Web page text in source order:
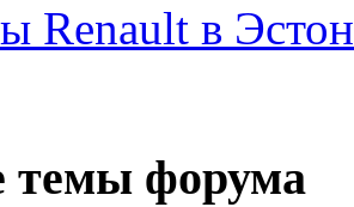
Renault в
темы форума